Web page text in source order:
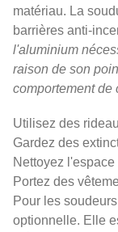
matériau. La
barrières anti-
l'aluminium
raison de son
comportement de
Utilisez des
Gardez des
Nettoyez
Portez des
Pour les
optionnelle. Elle